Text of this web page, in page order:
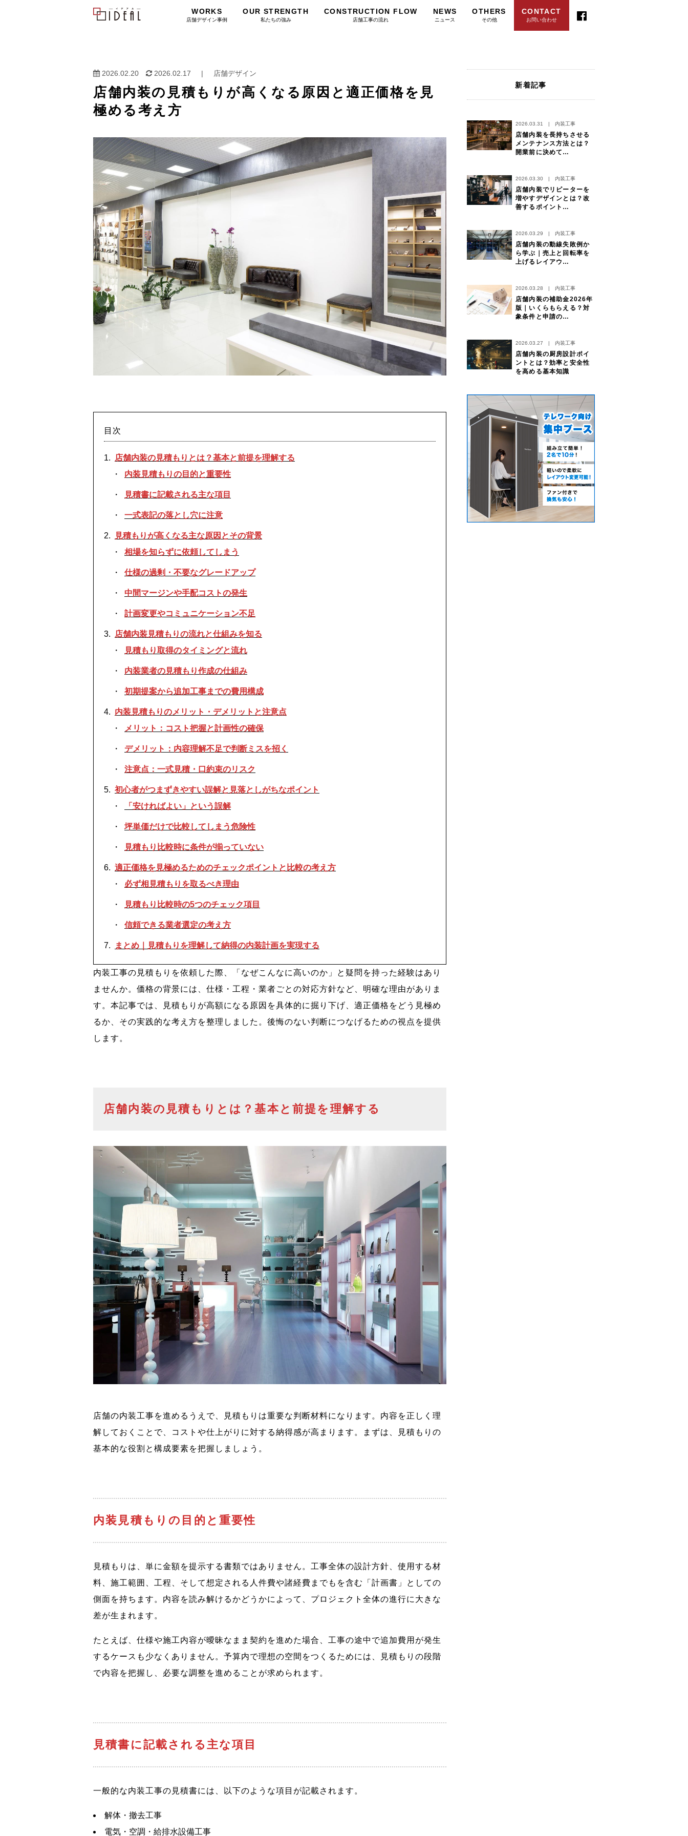
WORKS
店舗デザイン事例
OUR STRENGTH
私たちの強み
CONSTRUCTION FLOW
店舗工事の流れ
NEWS
ニュース
OTHERS
その他
CONTACT
お問い合わせ
2026.02.20 2026.02.17 | 店舗デザイン
店舗内装の見積もりが高くなる原因と適正価格を見
極める考え方
目次
店舗内装の見積もりとは？基本と前提を理解する
内装見積もりの目的と重要性
見積書に記載される主な項目
一式表記の落とし穴に注意
見積もりが高くなる主な原因とその背景
相場を知らずに依頼してしまう
仕様の過剰・不要なグレードアップ
中間マージンや手配コストの発生
計画変更やコミュニケーション不足
店舗内装見積もりの流れと仕組みを知る
見積もり取得のタイミングと流れ
内装業者の見積もり作成の仕組み
初期提案から追加工事までの費用構成
内装見積もりのメリット・デメリットと注意点
メリット：コスト把握と計画性の確保
デメリット：内容理解不足で判断ミスを招く
注意点：一式見積・口約束のリスク
初心者がつまずきやすい誤解と見落としがちなポイント
「安ければよい」という誤解
坪単価だけで比較してしまう危険性
見積もり比較時に条件が揃っていない
適正価格を見極めるためのチェックポイントと比較の考え方
必ず相見積もりを取るべき理由
見積もり比較時の5つのチェック項目
信頼できる業者選定の考え方
まとめ｜見積もりを理解して納得の内装計画を実現する
内装工事の見積もりを依頼した際、「なぜこんなに高いのか」と疑問を持った経験はあり
ませんか。価格の背景には、仕様・工程・業者ごとの対応方針など、明確な理由がありま
す。本記事では、見積もりが高額になる原因を具体的に掘り下げ、適正価格をどう見極め
るか、その実践的な考え方を整理しました。後悔のない判断につなげるための視点を提供
します。
店舗内装の見積もりとは？基本と前提を理解する
店舗の内装工事を進めるうえで、見積もりは重要な判断材料になります。内容を正しく理
解しておくことで、コストや仕上がりに対する納得感が高まります。まずは、見積もりの
基本的な役割と構成要素を把握しましょう。
内装見積もりの目的と重要性
見積もりは、単に金額を提示する書類ではありません。工事全体の設計方針、使用する材
料、施工範囲、工程、そして想定される人件費や諸経費までもを含む「計画書」としての
側面を持ちます。内容を読み解けるかどうかによって、プロジェクト全体の進行に大きな
差が生まれます。
たとえば、仕様や施工内容が曖昧なまま契約を進めた場合、工事の途中で追加費用が発生
するケースも少なくありません。予算内で理想の空間をつくるためには、見積もりの段階
で内容を把握し、必要な調整を進めることが求められます。
見積書に記載される主な項目
一般的な内装工事の見積書には、以下のような項目が記載されます。
解体・撤去工事
電気・空調・給排水設備工事
新着記事
2026.03.31 | 内装工事
店舗内装を長持ちさせる
メンテナンス方法とは？
開業前に決めて…
2026.03.30 | 内装工事
店舗内装でリピーターを
増やすデザインとは？改
善するポイント…
2026.03.29 | 内装工事
店舗内装の動線失敗例か
ら学ぶ｜売上と回転率を
上げるレイアウ…
2026.03.28 | 内装工事
店舗内装の補助金2026年
版｜いくらもらえる？対
象条件と申請の…
2026.03.27 | 内装工事
店舗内装の厨房設計ポイ
ントとは？効率と安全性
を高める基本知識